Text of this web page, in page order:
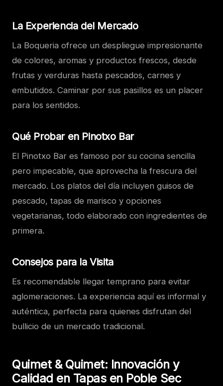
La Experiencia del Mercado
La Boqueria ofrece un despliegue impresionante
de colores, aromas y productos frescos, desde
frutas y verduras hasta pescados, carnes y
embutidos. Caminar por sus pasillos es un placer
para los sentidos.
Qué Probar en Pinotxo Bar
El Pinotxo Bar es famoso por su cocina sencilla
pero impecable, que aprovecha la frescura del
mercado. Los platos del día incluyen guisos de
pescado, tapas de marisco y opciones
vegetarianas, todo elaborado con ingredientes de
primera.
Consejos para la Visita
Es recomendable llegar temprano para evitar
aglomeraciones. La experiencia aquí es informal y
auténtica, perfecta para quienes disfrutan del
bullicio de un mercado tradicional.
Quimet & Quimet: Innovación y
Calidad en Tapas en Poble Sec